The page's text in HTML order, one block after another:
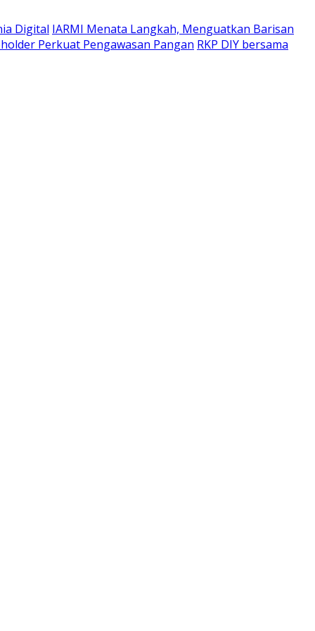
Digital IARMI Menata Langkah, Menguatkan Barisan
Perkuat Pengawasan Pangan RKP DIY bersama